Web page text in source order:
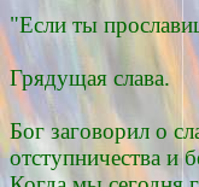
"Если ты
Грядущая слава.
Бог заговорил о
отступничества и